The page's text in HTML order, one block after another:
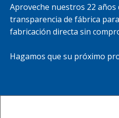
Aproveche nuestros 22
transparencia de fábrica
fabricación directa sin
Hagamos que su próximo